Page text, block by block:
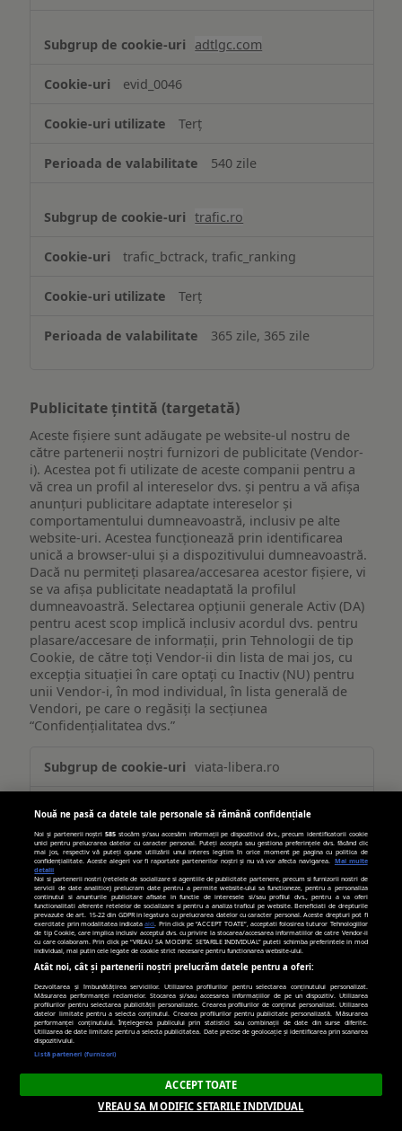
adtlgc.com
evid_0046
Terț
540 zile
trafic.ro
trafic_bctrack, trafic_ranking
Terț
365 zile, 365 zile
Publicitate țintită (targetată)
Aceste fișiere sunt adăugate pe website-ul nostru de
către partenerii noștri furnizori de publicitate (Vendor-
i). Acestea pot fi utilizate de aceste companii pentru a
vă crea un profil al intereselor dvs. și pentru a vă afișa
anunțuri publicitare adaptate intereselor și
comportamentului dumneavoastră, inclusiv pe alte
website-uri. Acestea funcționează prin identificarea
unică a browser-ului și a dispozitivului dumneavoastră.
Dacă nu permiteți plasarea/accesarea acestor fișiere, vi
se va afișa publicitate neadaptată la profilul
dumneavoastră. Selectarea opțiunii generale Activ (DA)
pentru acest scop implică inclusiv acordul dvs. pentru
plasare/accesare de informații, prin Tehnologii de tip
Cookie, de către toți Vendor-ii din lista de mai jos, cu
excepția situației în care optați cu Inactiv (NU) pentru
unii Vendor-i, în mod individual, în lista generală de
Vendori, pe care o regăsiți la secțiunea
“Confidențialitatea dvs.”
țintită
(targetată)
viata-libera.ro
__gpi _cc_id
Primare
389 zile, 269 zile
turn.com
Terț
hit.gemius.pl
Nouă ne pasă ca datele tale personale să rămână confidențiale
Noi și partenerii noștri585 stocăm și/sau accesăm informații pe dispozitivul dvs., precum identificatorii cookie
unici pentru prelucrarea datelor cu caracter personal. Puteți accepta sau gestiona preferințele dvs. făcând clic
mai jos, respectiv vă puteți opune utilizării unui interes legitim în orice moment pe pagina cu politica de
confidențialitate. Aceste alegeri vor fi raportate partenerilor noștri și nu vă vor afecta navigarea.
Mai multe
detalii
Noi si partenerii nostri (retelele de socializare si agentiile de publicitate partenere, precum si furnizorii nostri de
servicii de date analitice) prelucram date pentru a permite website-ului sa functioneze, pentru a personaliza
continutul si anunturile publicitare afisate in functie de interesele si/sau profilul dvs., pentru a va oferi
functionalitati aferente retelelor de socializare si pentru a analiza traficul pe website. Beneficiati de drepturile
prevazute de art. 15-22 din GDPR in legatura cu prelucrarea datelor cu caracter personal. Aceste drepturi pot fi
exercitate prin modalitatea indicataaici . Prin click pe “ACCEPT TOATE”, acceptati folosirea tuturor Tehnologiilor
de tip Cookie, care implica inclusiv acceptul dvs. cu privire la stocarea/accesarea informatiilor de catre Vendor-ii
cu care colaboram. Prin click pe “VREAU SA MODIFIC SETARILE INDIVIDUAL” puteti schimba preferintele in mod
individual, mai putin cele legate de cookie strict necesare pentru functionarea website-ului.
Atât noi, cât și partenerii noștri prelucrăm datele pentru a oferi:
Dezvoltarea și îmbunătățirea serviciilor. Utilizarea profilurilor pentru selectarea conținutului personalizat.
Măsurarea performanței reclamelor. Stocarea și/sau accesarea informațiilor de pe un dispozitiv. Utilizarea
profilurilor pentru selectarea publicității personalizate. Crearea profilurilor de conținut personalizat. Utilizarea
datelor limitate pentru a selecta conținutul. Crearea profilurilor pentru publicitate personalizată. Măsurarea
performanței conținutului. Înțelegerea publicului prin statistici sau combinații de date din surse diferite.
Utilizarea de date limitate pentru a selecta publicitatea. Date precise de geolocație și identificarea prin scanarea
dispozitivului.
Listă parteneri (furnizori)
ACCEPT TOATE
VREAU SA MODIFIC SETARILE INDIVIDUAL